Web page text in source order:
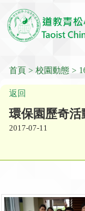
首頁 校園動態
返回
環保園歷奇活
2017-07-11